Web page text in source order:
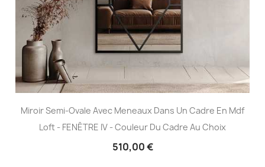
Miroir Semi-Ovale Avec Meneaux Dans Un Cadre En Mdf
Loft - FENÊTRE IV - Couleur Du Cadre Au Choix
510,00 €